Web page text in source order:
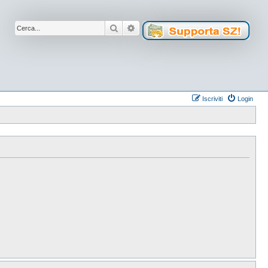
Cerca Ricerca avanzata
Login
Iscriviti